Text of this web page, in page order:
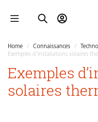
Home / Connaissances /
Exemples d’installations solaires
Exemples
solaires